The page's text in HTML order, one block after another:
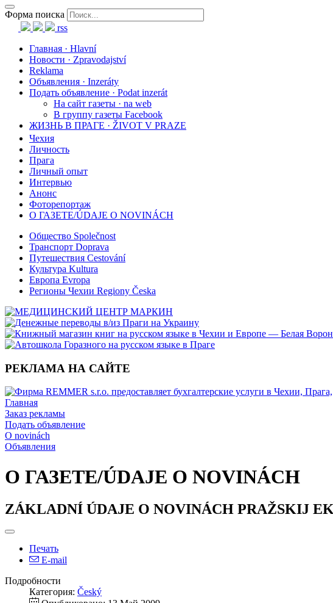
Форма поиска
rss
Главная · Hlavní
Новости · Zpravodajství
Reklama
Объявления · Inzeráty
Подать объявление · Podat inzerát
На сайт газеты · na web
В группу газеты Facebook
ЖИЗНЬ В ПРАГЕ · ŽIVOT V PRAZE
Чехия
Личность
Прага
Личный опыт
Интервью
Анонс
Фоторепортаж
О ГАЗЕТЕ/ÚDAJE O NOVINÁCH
Общество Společnost
Транспорт Doprava
Путешествия Cestování
Культура Kultura
Европа Evropa
Регионы Чехии Regiony Česka
РЕКЛАМА НА САЙТЕ
Главная
Заказ рекламы
Подать объявление
O novinách
Объявления
О ГАЗЕТЕ/ÚDAJE O NOVINÁCH
ZÁKLADNÍ ÚDAJE O NOVINÁCH PRAŽSKIJ
Печать
E-mail
Подробности
Категория: Český